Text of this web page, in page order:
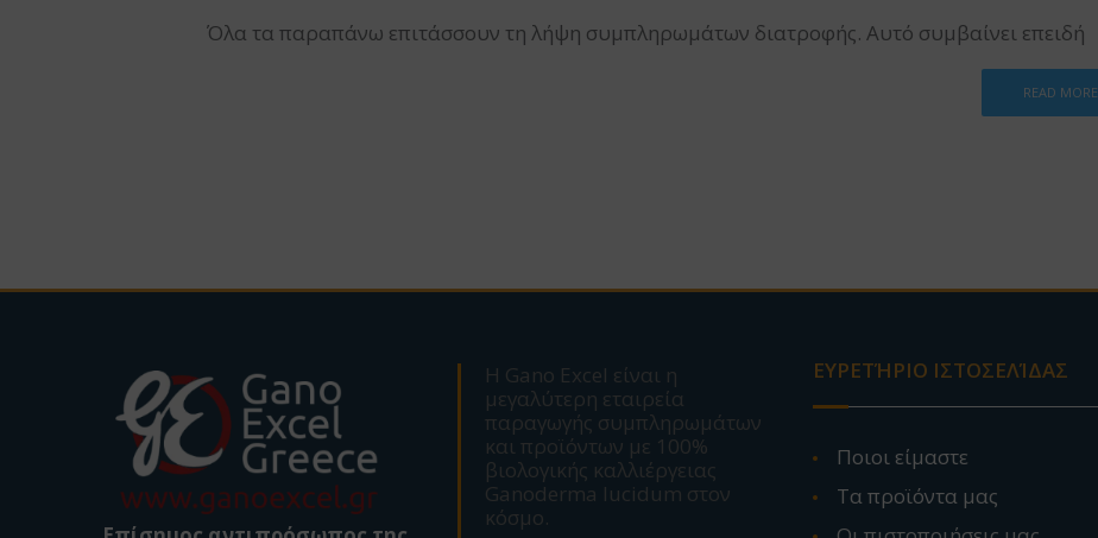
Όλα τα παραπάνω επιτάσσουν τη λήψη συμπληρωμάτων διατροφής. Αυτό συμβαίνει επειδή
READ MORE
Η Gano Excel είναι η
μεγαλύτερη εταιρεία
παραγωγής συμπληρωμάτων
και προϊόντων με 100%
βιολογικής καλλιέργειας
Ganoderma lucidum στον
κόσμο.
ΕΥΡΕΤΉΡΙΟ ΙΣΤΟΣΕΛΊΔΑΣ
Ποιοι είμαστε
Τα προϊόντα μας